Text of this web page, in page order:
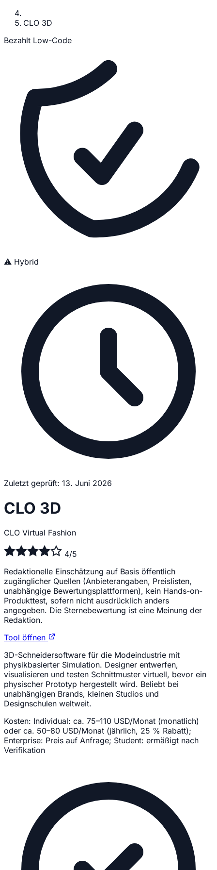
CLO 3D
Bezahlt Low-Code
⚠️ Hybrid
Zuletzt geprüft: 13. Juni 2026
CLO 3D
CLO Virtual Fashion
4/5
Redaktionelle Einschätzung auf Basis öffentlich
zugänglicher Quellen (Anbieterangaben, Preislisten,
unabhängige Bewertungsplattformen), kein Hands-on-
Produkttest, sofern nicht ausdrücklich anders
angegeben. Die Sternebewertung ist eine Meinung der
Redaktion.
Tool öffnen
3D-Schneidersoftware für die Modeindustrie mit
physikbasierter Simulation. Designer entwerfen,
visualisieren und testen Schnittmuster virtuell, bevor ein
physischer Prototyp hergestellt wird. Beliebt bei
unabhängigen Brands, kleinen Studios und
Designschulen weltweit.
Kosten: Individual: ca. 75–110 USD/Monat (monatlich)
oder ca. 50–80 USD/Monat (jährlich, 25 % Rabatt);
Enterprise: Preis auf Anfrage; Student: ermäßigt nach
Verifikation